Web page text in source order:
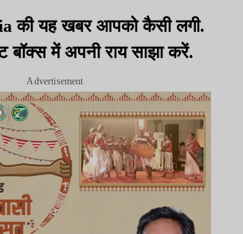
की यह खबर आपको कैसी लगी.
बॉक्स में अपनी राय साझा करें.
Advertisement